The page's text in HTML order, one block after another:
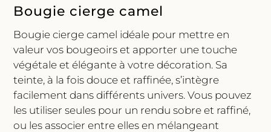
Bougie cierge camel
Bougie cierge camel idéale pour mettre en
valeur vos bougeoirs et apporter une touche
végétale et élégante à votre décoration. Sa
teinte, à la fois douce et raffinée, s’intègre
facilement dans différents univers. Vous pouvez
les utiliser seules pour un rendu sobre et raffiné,
ou les associer entre elles en mélangeant